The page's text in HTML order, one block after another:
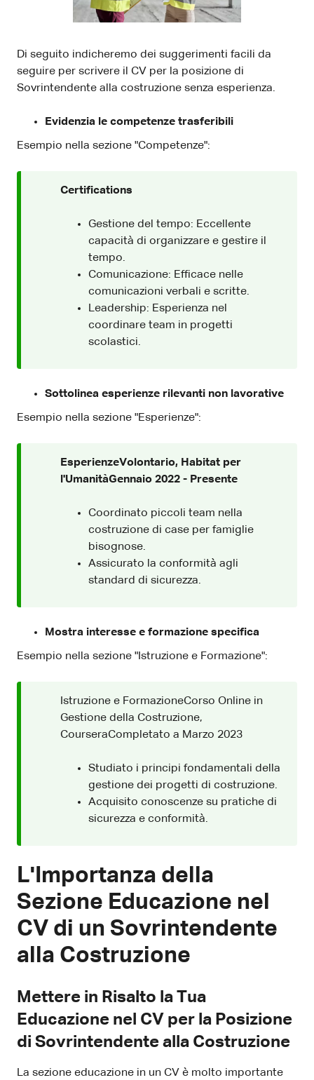
Di seguito indicheremo dei suggerimenti facili da
seguire per scrivere il CV per la posizione di
Sovrintendente alla costruzione senza esperienza.
Evidenzia le competenze trasferibili
Esempio nella sezione "Competenze":
Certifications
Gestione del tempo: Eccellente
capacità di organizzare e gestire il
tempo.
Comunicazione: Efficace nelle
comunicazioni verbali e scritte.
Leadership: Esperienza nel
coordinare team in progetti
scolastici.
Sottolinea esperienze rilevanti non lavorative
Esempio nella sezione "Esperienze":
EsperienzeVolontario, Habitat per
l'UmanitàGennaio 2022 - Presente
Coordinato piccoli team nella
costruzione di case per famiglie
bisognose.
Assicurato la conformità agli
standard di sicurezza.
Mostra interesse e formazione specifica
Esempio nella sezione "Istruzione e Formazione":
Istruzione e FormazioneCorso Online in
Gestione della Costruzione,
CourseraCompletato a Marzo 2023
Studiato i principi fondamentali della
gestione dei progetti di costruzione.
Acquisito conoscenze su pratiche di
sicurezza e conformità.
L'Importanza della
Sezione Educazione nel
CV di un Sovrintendente
alla Costruzione
Mettere in Risalto la Tua
Educazione nel CV per la Posizione
di Sovrintendente alla Costruzione
La sezione educazione in un CV è molto importante